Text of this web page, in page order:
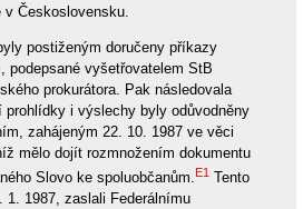
Československu.
postiženým doručeny příkazy
podepsané vyšetřovatelem StB
prokurátora. Pak následovala
prohlídky i výslechy byly odůvodněny
zahájeným 22. 10. 1987 ve věci
mělo dojít rozmnožením dokumentu
Slovo ke spoluobčanům.E1Tento
1. 1987, zaslali Federálnímu